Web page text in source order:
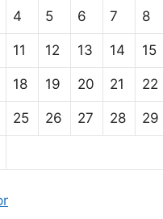
4 5 6 7 8
11 12 13 14 15
18 19 20 21 22
25 26 27 28 29